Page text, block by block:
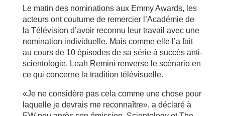
Le matin des nominations aux Emmy Awards, les
acteurs ont coutume de remercier l’Académie de
la Télévision d’avoir reconnu leur travail avec une
nomination individuelle. Mais comme elle l’a fait
au cours de 10 épisodes de sa série à succès anti-
scientologie, Leah Remini renverse le scénario en
ce qui concerne la tradition télévisuelle.
«Je ne considère pas cela comme une chose pour
laquelle je devrais me reconnaître», a déclaré à